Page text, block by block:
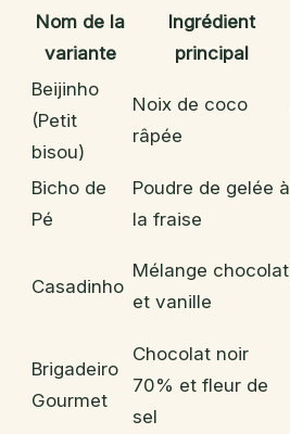
Nom de la
variante
Ingrédient
principal
Beijinho
(Petit
bisou)
Noix de coco
râpée
Bicho de
Pé
Poudre de gelée à
la fraise
Casadinho
Mélange chocolat
et vanille
Brigadeiro
Gourmet
Chocolat noir
70% et fleur de
sel